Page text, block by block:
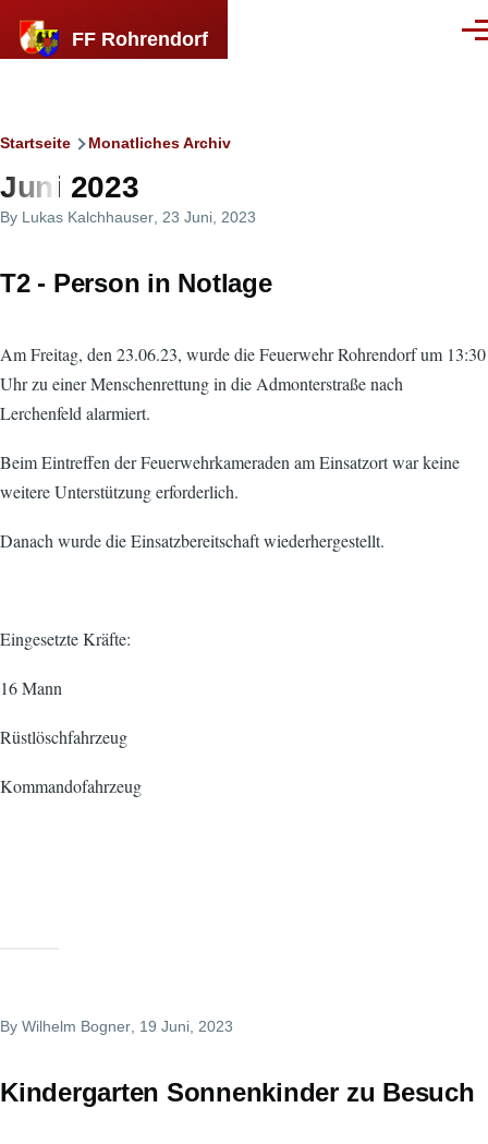
FF Rohrendorf
Breadcrumb
Startseite Monatliches Archiv
Juni 2023
By Lukas Kalchhauser , 23 Juni, 2023
T2 - Person in Notlage
Am Freitag, den 23.06.23, wurde die Feuerwehr Rohrendorf um 13:30
Uhr zu einer Menschenrettung in die Admonterstraße nach
Lerchenfeld alarmiert.
Beim Eintreffen der Feuerwehrkameraden am Einsatzort war keine
weitere Unterstützung erforderlich.
Danach wurde die Einsatzbereitschaft wiederhergestellt.
Eingesetzte Kräfte:
16 Mann
Rüstlöschfahrzeug
Kommandofahrzeug
By Wilhelm Bogner , 19 Juni, 2023
Kindergarten Sonnenkinder zu Besuch